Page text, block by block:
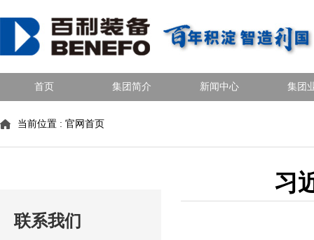
首页 集团简介 新闻中心 集团
当前位置 : 官网首页
联系我们
习